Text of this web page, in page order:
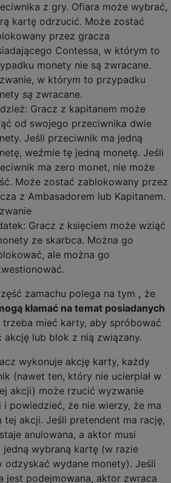
z gry. Ofiara może wybrać,
kartę odrzucić. Może zostać
przez gracza
Contessa, w którym to
monety nie są zwracane.
w którym to przypadku
są zwracane.
Gracz z kapitanem może
od swojego przeciwnika dwie
Jeśli przeciwnik ma jedną
weźmie tę jedną monetę. Jeśli
ma zero monet, nie może
Może zostać zablokowany przez
z Ambasadorem lub Kapitanem.
Gracz z księciem może wziąć
ze skarbca. Można go
ale można go
zamachu polega na tym , że
kłamać na temat posiadanych
trzeba mieć karty, aby spróbować
akcję lub blok z nią związany.
wykonuje akcję karty, każdy
(nawet ten, który nie ucierpiał w
akcji) może rzucić wyzwanie
i powiedzieć, że nie wierzy, że ma
tej akcji. Jeśli pretendent ma rację,
anulowana, a aktor musi
jedną wybraną kartę (w razie
odzyskać wydane monety). Jeśli
jest podejmowana, aktor zwraca